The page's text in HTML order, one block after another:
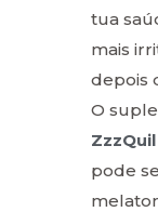
tua
mais
depois
O
pode